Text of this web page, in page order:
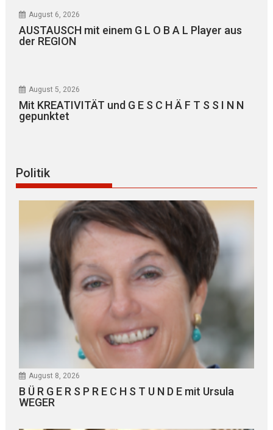
August 6, 2026
AUSTAUSCH mit einem G L O B A L Player aus
der REGION
August 5, 2026
Mit KREATIVITÄT und G E S C H Ä F T S S I N N
gepunktet
Politik
August 8, 2026
B Ü R G E R S P R E C H S T U N D E mit Ursula
WEGER